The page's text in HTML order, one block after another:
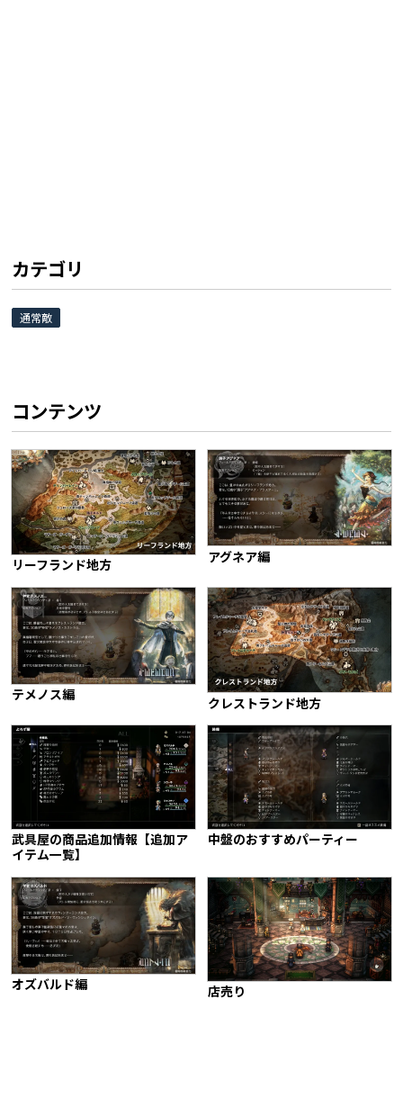
カテゴリ
通常敵
コンテンツ
リーフランド地方 アグネア編
テメノス編 クレストランド地方
武具屋の商品追加情報【追加ア
イテム一覧】
中盤のおすすめパーティー
オズバルド編 店売り